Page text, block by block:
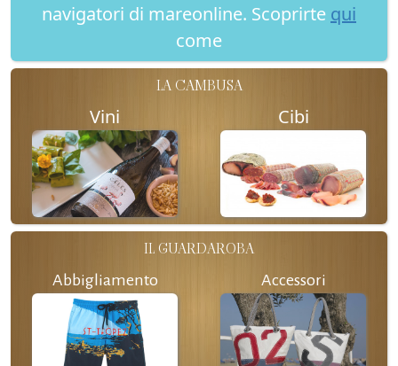
navigatori di mareonline. Scoprirte qui
come
LA CAMBUSA
Vini Cibi
IL GUARDAROBA
Abbigliamento Accessori